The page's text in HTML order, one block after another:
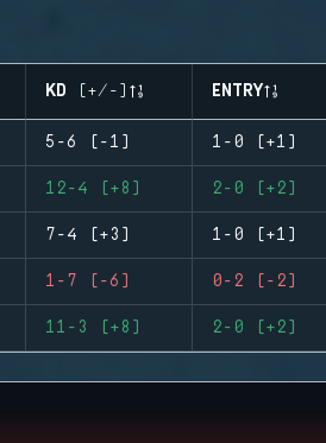
KD (+/-) ENTRY
5-6 (-1) 1-0 (+1)
12-4 (+8) 2-0 (+2)
7-4 (+3) 1-0 (+1)
1-7 (-6) 0-2 (-2)
11-3 (+8) 2-0 (+2)